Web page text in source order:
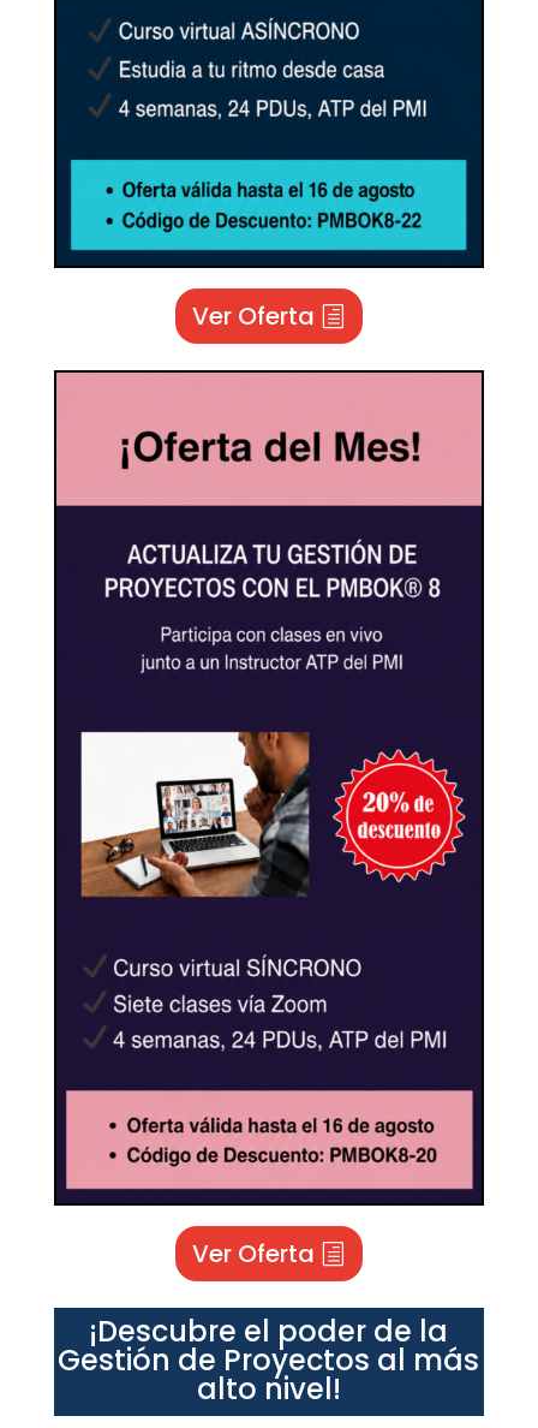
Ver Oferta
Ver Oferta
¡Descubre el poder de la
Gestión de Proyectos al más
alto nivel!